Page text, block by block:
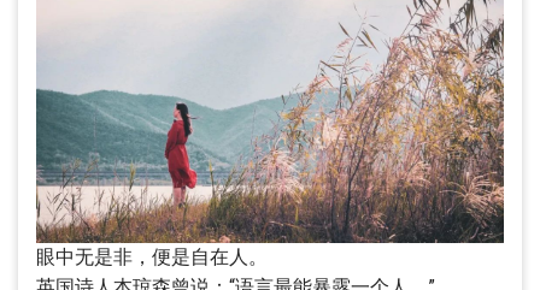
眼中无是非，便是自在人。